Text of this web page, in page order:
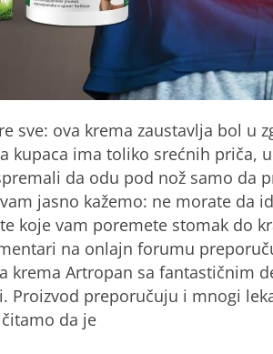
sve: ova krema zaustavlja bol u
kupaca ima toliko srećnih priča,
da odu pod nož samo da
jasno kažemo: ne morate da
koje vam poremete stomak do
na onlajn forumu
krema Artropan sa fantastičnim
Proizvod preporučuju i mnogi
da je